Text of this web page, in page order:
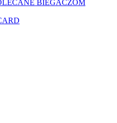
BIEGACZOM